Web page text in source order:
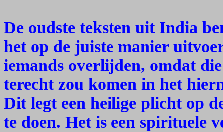
De oudste teksten uit India
het op de juiste manier
iemands overlijden, omdat
terecht zou komen in het
Dit legt een heilige plicht op
te doen. Het is een spirituele